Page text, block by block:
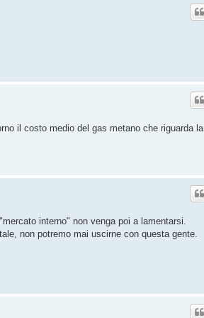
il costo medio del gas metano che riguarda la
interno" non venga poi a lamentarsi.
non potremo mai uscirne con questa gente.